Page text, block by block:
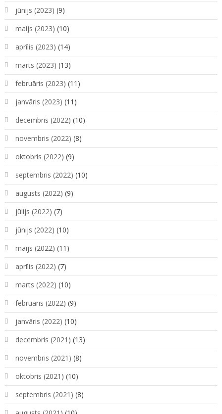
jūnijs (2023) (9)
maijs (2023) (10)
aprīlis (2023) (14)
marts (2023) (13)
februāris (2023) (11)
janvāris (2023) (11)
decembris (2022) (10)
novembris (2022) (8)
oktobris (2022) (9)
septembris (2022) (10)
augusts (2022) (9)
jūlijs (2022) (7)
jūnijs (2022) (10)
maijs (2022) (11)
aprīlis (2022) (7)
marts (2022) (10)
februāris (2022) (9)
janvāris (2022) (10)
decembris (2021) (13)
novembris (2021) (8)
oktobris (2021) (10)
septembris (2021) (8)